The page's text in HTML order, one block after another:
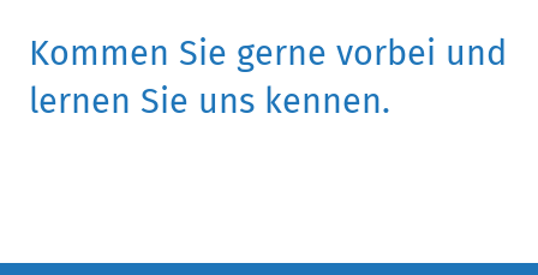
Kommen Sie gerne vorbei und
lernen Sie uns kennen.